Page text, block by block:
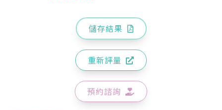
儲存結果
重新評量
預約諮詢